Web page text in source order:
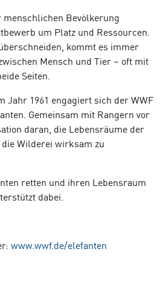
Bevölkerung
um Platz und Ressourcen.
kommt es immer
Mensch und Tier – oft mit
Seiten.
Jahr 1961 engagiert sich der WWF
Gemeinsam mit Rangern vor
daran, die Lebensräume der
Wilderei wirksam zu
retten und ihren Lebensraum
dabei.
www.wwf.de/elefanten